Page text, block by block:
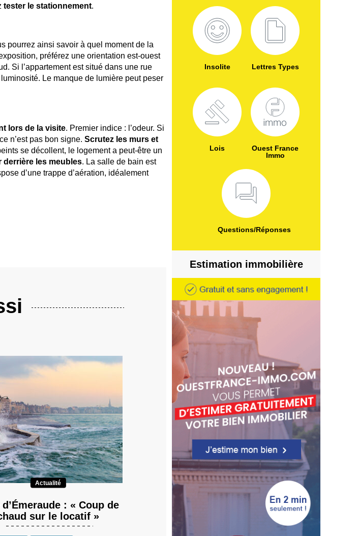
tester le stationnement.
pourrez ainsi savoir à quel moment de la
préférez une orientation est-ouest
Si l’appartement est situé dans une rue
Le manque de lumière peut peser
lors de la visite. Premier indice : l’odeur. Si
n’est pas bon signe. Scrutez les murs et
se décollent, le logement a peut-être un
derrière les meubles. La salle de bain est
d’une trappe d’aération, idéalement
Actualité
: « Coup de
sur le locatif »
Insolite Lettres Types
Lois
Ouest France
Immo
Questions/Réponses
Estimation immobilière